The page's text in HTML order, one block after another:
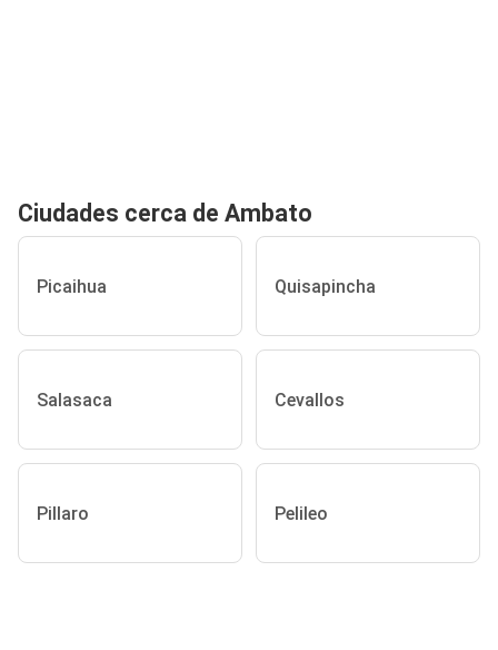
Ciudades cerca de Ambato
Picaihua Quisapincha
Salasaca Cevallos
Pillaro Pelileo